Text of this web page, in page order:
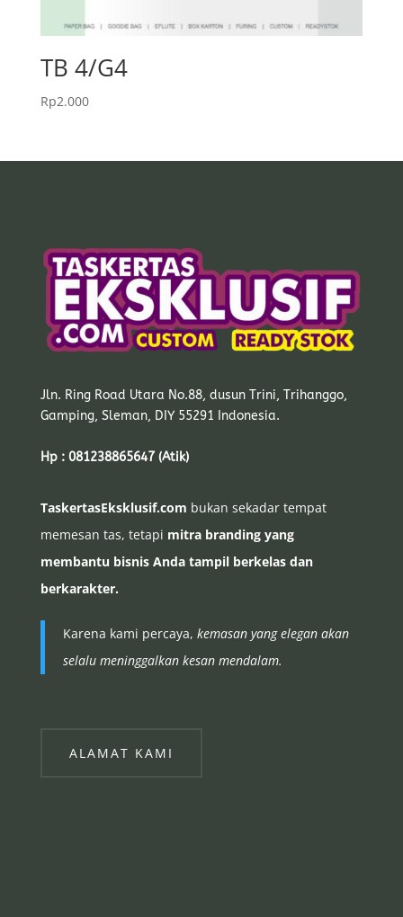
TB 4/G4
Rp2.000
Jln. Ring Road Utara No.88, dusun Trini, Trihanggo,
Gamping, Sleman, DIY 55291 Indonesia.
Hp : 081238865647 (Atik)
TaskertasEksklusif.com bukan sekadar tempat
memesan tas, tetapi mitra branding yang
membantu bisnis Anda tampil berkelas dan
berkarakter.
Karena kami percaya, kemasan yang elegan akan
selalu meninggalkan kesan mendalam.
ALAMAT KAMI